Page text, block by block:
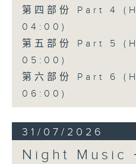
第四部份 Part 4
04:00)
第五部份 Part 5
05:00)
第六部份 Part 6
06:00)
31/07/2026
Night Music